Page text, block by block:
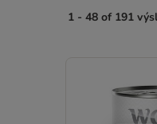
1 - 48 of 191